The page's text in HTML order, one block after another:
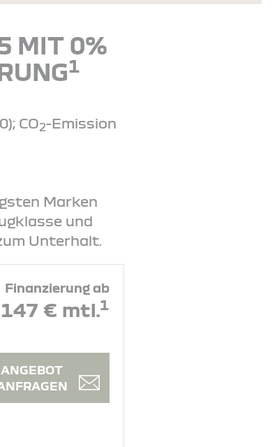
MIT 0%
1
CO2-Emission
Marken
und
Unterhalt.
Finanzierung ab
147 € mtl.1
ANGEBOT